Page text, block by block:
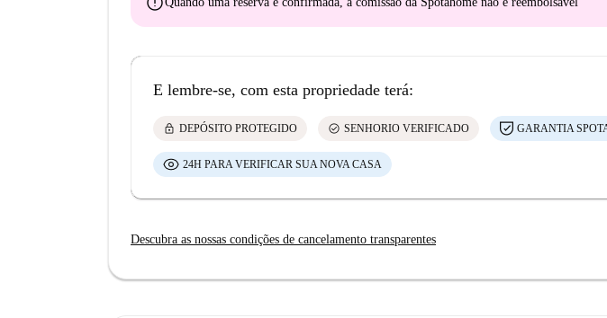
E lembre-se, com esta propriedade terá:
lock DEPÓSITO PROTEGIDO check_circle SENHORIO VERIFICADO GARANTIA
24H PARA VERIFICAR SUA NOVA CASA
Descubra as nossas condições de cancelamento transparentes